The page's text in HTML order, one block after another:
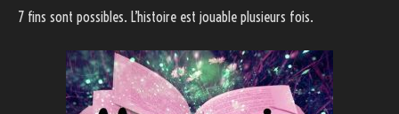
7 fins sont possibles. L’histoire est jouable plusieurs fois.